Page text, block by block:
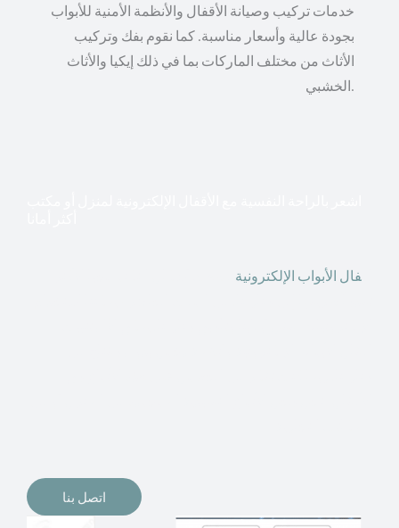
خدمات تركيب وصيانة الأقفال والأنظمة الأمنية للأبواب
بجودة عالية وأسعار مناسبة. كما نقوم بفك وتركيب
الأثاث من مختلف الماركات بما في ذلك إيكيا والأثاث
الخشبي.
فال الأبواب الإلكترونية
اتصل بنا